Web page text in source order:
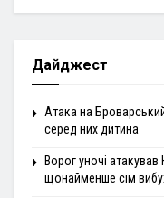
Дайджест
Атака на
серед них дитина
Ворог уночі
щонайменше сім